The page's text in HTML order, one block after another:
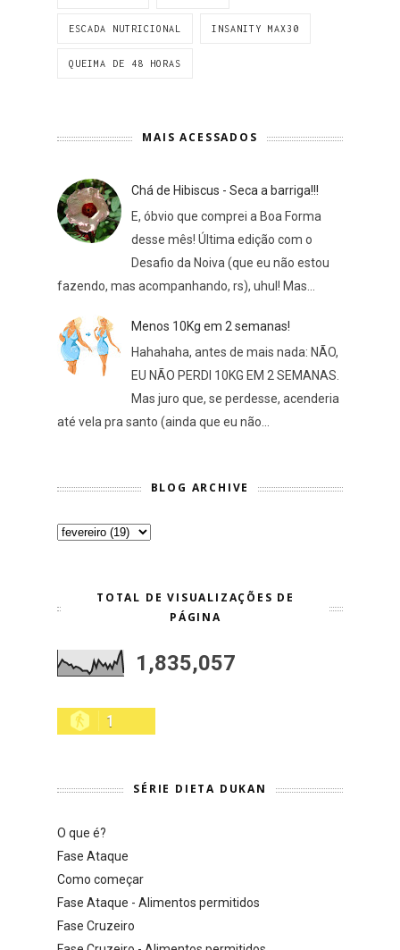
ESCADA NUTRICIONAL INSANITY MAX30
QUEIMA DE 48 HORAS
MAIS ACESSADOS
Chá de Hibiscus - Seca a barriga!!!
E, óbvio que comprei a Boa Forma
desse mês! Última edição com o
Desafio da Noiva (que eu não estou
fazendo, mas acompanhando, rs), uhul! Mas...
Menos 10Kg em 2 semanas!
Hahahaha, antes de mais nada: NÃO,
EU NÃO PERDI 10KG EM 2 SEMANAS.
Mas juro que, se perdesse, acenderia
até vela pra santo (ainda que eu não...
BLOG ARCHIVE
TOTAL DE VISUALIZAÇÕES DE
PÁGINA
1,835,057
1
SÉRIE DIETA DUKAN
O que é?
Fase Ataque
Como começar
Fase Ataque - Alimentos permitidos
Fase Cruzeiro